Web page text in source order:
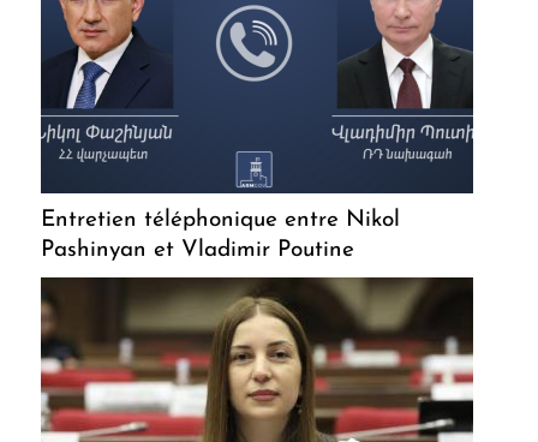
Entretien téléphonique entre Nikol
Pashinyan et Vladimir Poutine